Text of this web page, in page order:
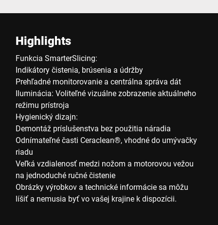
Highlights
Funkcia SmarterSlicing:
Indikátory čistenia, brúsenia a údržby
Prehľadné monitorovanie a centrálna správa dát
Iluminácia: Voliteľné vizuálne zobrazenie aktuálneho
režimu prístroja
Hygienický dizajn:
Demontáž príslušenstva bez použitia náradia
Odnímateľné časti Ceraclean®, vhodné do umývačky
riadu
Veľká vzdialenosť medzi nožom a motorovou vežou
na jednoduché ručné čistenie
Obrázky výrobkov a technické informácie sa môžu
líšiť a nemusia byť vo vašej krajine k dispozícii.